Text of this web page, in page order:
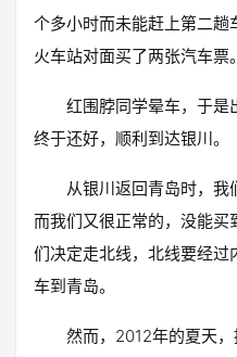
个多小时而未能赶上第二趟
火车站对面买了两张汽车票。
红围脖同学晕车，于是
终于还好，顺利到达银川。
从银川返回青岛时，
而我们又很正常的，没能
们决定走北线，北线要经
车到青岛。
然而，2012年的夏天